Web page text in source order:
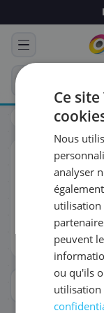
Toners Canon
Toners
Découvrez 372
gamme
originales,
Livraison J+1,
Lire plus
Afficher les
♻ COMMANDE
Programmez
vous prépare
RÉFÉRENCE
FRÉQUENCE
QUANTITÉ
DATE DE
Ce
Nous
analyser
utilisation
peuvent
ou qu'ils
utilisation